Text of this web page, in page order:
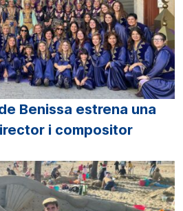
Benissa estrena una
i compositor